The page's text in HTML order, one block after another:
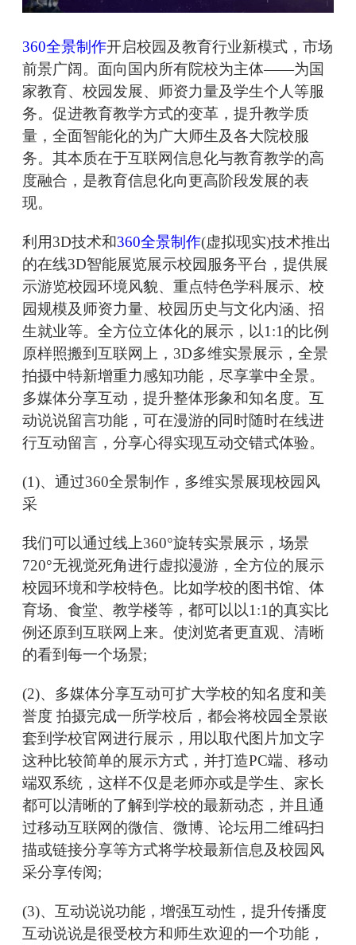
360全景制作开启校园及教育行业新模式，市场
前景广阔。面向国内所有院校为主体——为国
家教育、校园发展、师资力量及学生个人等服
务。促进教育教学方式的变革，提升教学质
量，全面智能化的为广大师生及各大院校服
务。其本质在于互联网信息化与教育教学的高
度融合，是教育信息化向更高阶段发展的表
现。
利用3D技术和360全景制作(虚拟现实)技术推出
的在线3D智能展览展示校园服务平台，提供展
示游览校园环境风貌、重点特色学科展示、校
园规模及师资力量、校园历史与文化内涵、招
生就业等。全方位立体化的展示，以1:1的比例
原样照搬到互联网上，3D多维实景展示，全景
拍摄中特新增重力感知功能，尽享掌中全景。
多媒体分享互动，提升整体形象和知名度。互
动说说留言功能，可在漫游的同时随时在线进
行互动留言，分享心得实现互动交错式体验。
(1)、通过360全景制作，多维实景展现校园风
采
我们可以通过线上360°旋转实景展示，场景
720°无视觉死角进行虚拟漫游，全方位的展示
校园环境和学校特色。比如学校的图书馆、体
育场、食堂、教学楼等，都可以以1:1的真实比
例还原到互联网上来。使浏览者更直观、清晰
的看到每一个场景;
(2)、多媒体分享互动可扩大学校的知名度和美
誉度 拍摄完成一所学校后，都会将校园全景嵌
套到学校官网进行展示，用以取代图片加文字
这种比较简单的展示方式，并打造PC端、移动
端双系统，这样不仅是老师亦或是学生、家长
都可以清晰的了解到学校的最新动态，并且通
过移动互联网的微信、微博、论坛用二维码扫
描或链接分享等方式将学校最新信息及校园风
采分享传阅;
(3)、互动说说功能，增强互动性，提升传播度
互动说说是很受校方和师生欢迎的一个功能，